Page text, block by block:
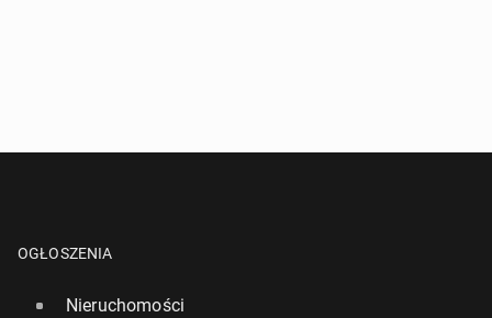
OGŁOSZENIA
Nieruchomości